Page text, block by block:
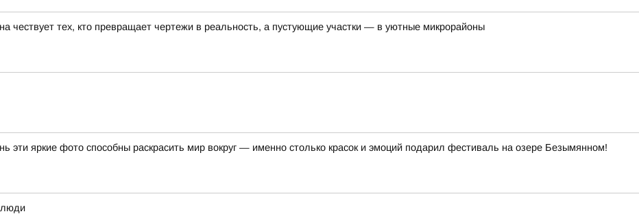
чествует тех, кто превращает чертежи в реальность, а пустующие участки — в уютные микрорайоны
яркие фото способны раскрасить мир вокруг — именно столько красок и эмоций подарил фестиваль на озере Безымянном!
люди